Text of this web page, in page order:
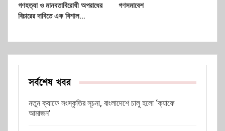
গণহত্যা ও মানবতাবিরোধী অপরাধের
বিচারের দাবিতে এক বিশাল…
গণসমাবেশ
সর্বশেষ খবর
নতুন ক্যাফে সংস্কৃতির সূচনা, বাংলাদেশে চালু হলো ‘ক্যাফে
আমাজন’